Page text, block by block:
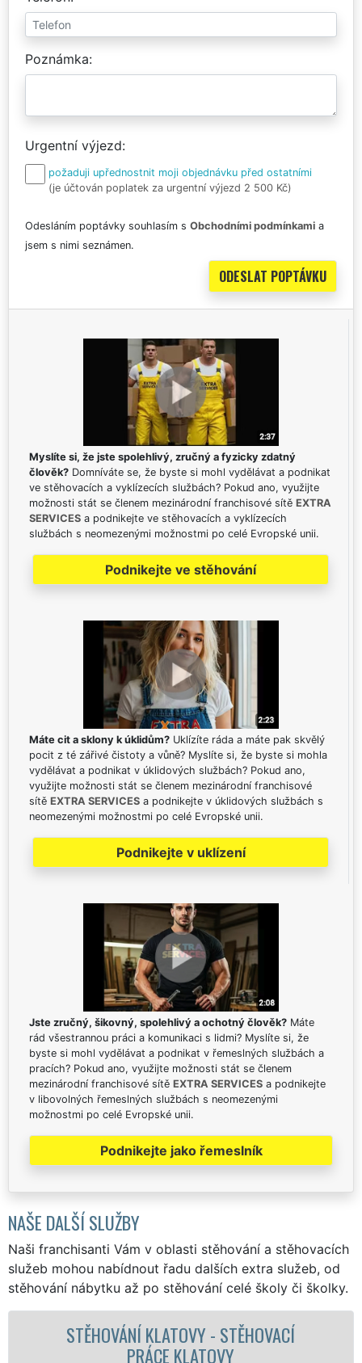
Poznámka
Urgentní výjezd
požaduji upřednostnit moji objednávku před ostatními
(je účtován poplatek za urgentní výjezd 2 500 Kč)
Odesláním poptávky souhlasím s Obchodními podmínkami a
jsem s nimi seznámen.
Myslíte si, že jste spolehlivý, zručný a fyzicky zdatný
člověk? Domníváte se, že byste si mohl vydělávat a podnikat
ve stěhovacích a vyklízecích službách? Pokud ano, využijte
možnosti stát se členem mezinárodní franchisové sítě EXTRA
SERVICES a podnikejte ve stěhovacích a vyklízecích
službách s neomezenými možnostmi po celé Evropské unii.
Podnikejte ve stěhování
Máte cit a sklony k úklidům? Uklízíte ráda a máte pak skvělý
pocit z té zářivé čistoty a vůně? Myslíte si, že byste si mohla
vydělávat a podnikat v úklidových službách? Pokud ano,
využijte možnosti stát se členem mezinárodní franchisové
sítě EXTRA SERVICES a podnikejte v úklidových službách s
neomezenými možnostmi po celé Evropské unii.
Podnikejte v uklízení
Jste zručný, šikovný, spolehlivý a ochotný člověk? Máte
rád všestrannou práci a komunikaci s lidmi? Myslíte si, že
byste si mohl vydělávat a podnikat v řemeslných službách a
pracích? Pokud ano, využijte možnosti stát se členem
mezinárodní franchisové sítě EXTRA SERVICES a podnikejte
v libovolných řemeslných službách s neomezenými
možnostmi po celé Evropské unii.
Podnikejte jako řemeslník
NAŠE DALŠÍ SLUŽBY
Naši franchisanti Vám v oblasti stěhování a stěhovacích
služeb mohou nabídnout řadu dalších extra služeb, od
stěhování nábytku až po stěhování celé školy či školky.
STĚHOVACÍ SLUŽBA KLATOVY -
STĚHOVACÍ FIRMA KLATOVY